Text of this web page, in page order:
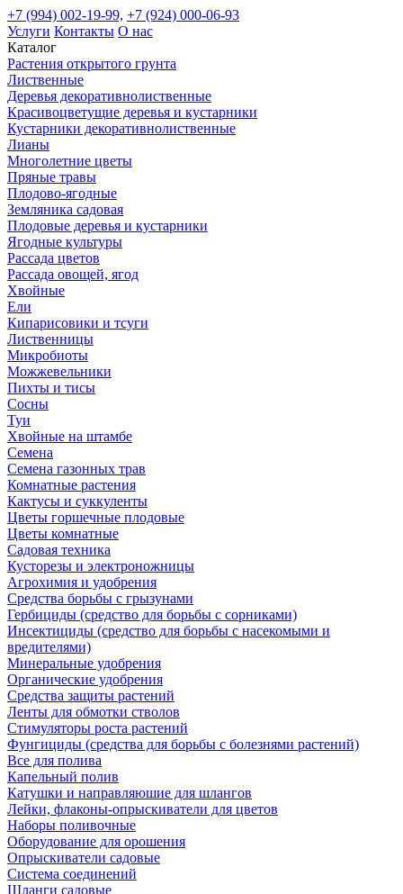
+7 (994) 002-19-99, +7 (924) 000-06-93
Услуги Контакты О нас
Каталог
Растения открытого грунта
Лиственные
Деревья декоративнолиственные
Красивоцветущие деревья и кустарники
Кустарники декоративнолиственные
Лианы
Многолетние цветы
Пряные травы
Плодово-ягодные
Земляника садовая
Плодовые деревья и кустарники
Ягодные культуры
Рассада цветов
Рассада овощей, ягод
Хвойные
Ели
Кипарисовики и тсуги
Лиственницы
Микробиоты
Можжевельники
Пихты и тисы
Сосны
Туи
Хвойные на штамбе
Семена
Семена газонных трав
Комнатные растения
Кактусы и суккуленты
Цветы горшечные плодовые
Цветы комнатные
Садовая техника
Кусторезы и электроножницы
Агрохимия и удобрения
Средства борьбы с грызунами
Гербициды (средство для борьбы с сорниками)
Инсектициды (средство для борьбы с насекомыми и
вредителями)
Минеральные удобрения
Органические удобрения
Средства защиты растений
Ленты для обмотки стволов
Стимуляторы роста растений
Фунгициды (средства для борьбы с болезнями растений)
Все для полива
Капельный полив
Катушки и направляюшие для шлангов
Лейки, флаконы-опрыскиватели для цветов
Наборы поливочные
Оборудование для орошения
Опрыскиватели садовые
Система соединений
Шланги садовые